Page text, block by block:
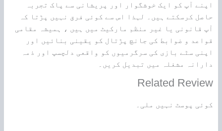
اپنے آپ کو ایک خوشگوار اور پریشانی سے پاک تجربہ
حاصل کرسکتے ہیں۔ لہذا اس سے کوئی فرق نہیں پڑتا کہ
آپ قانونی یا غیر منظم مارکیٹ میں ہیں ، ہمیشہ مقامی
قواعد و ضوابط کی جانچ پڑتال کو یقینی بنائیں اور
اپنی سٹے بازی کی سرگرمیوں کو واقعی دلچسپ اور ذمہ
دارانہ مشغلہ میں تبدیل کریں۔
Related Review
کوئی پوسٹ نہیں ملی۔